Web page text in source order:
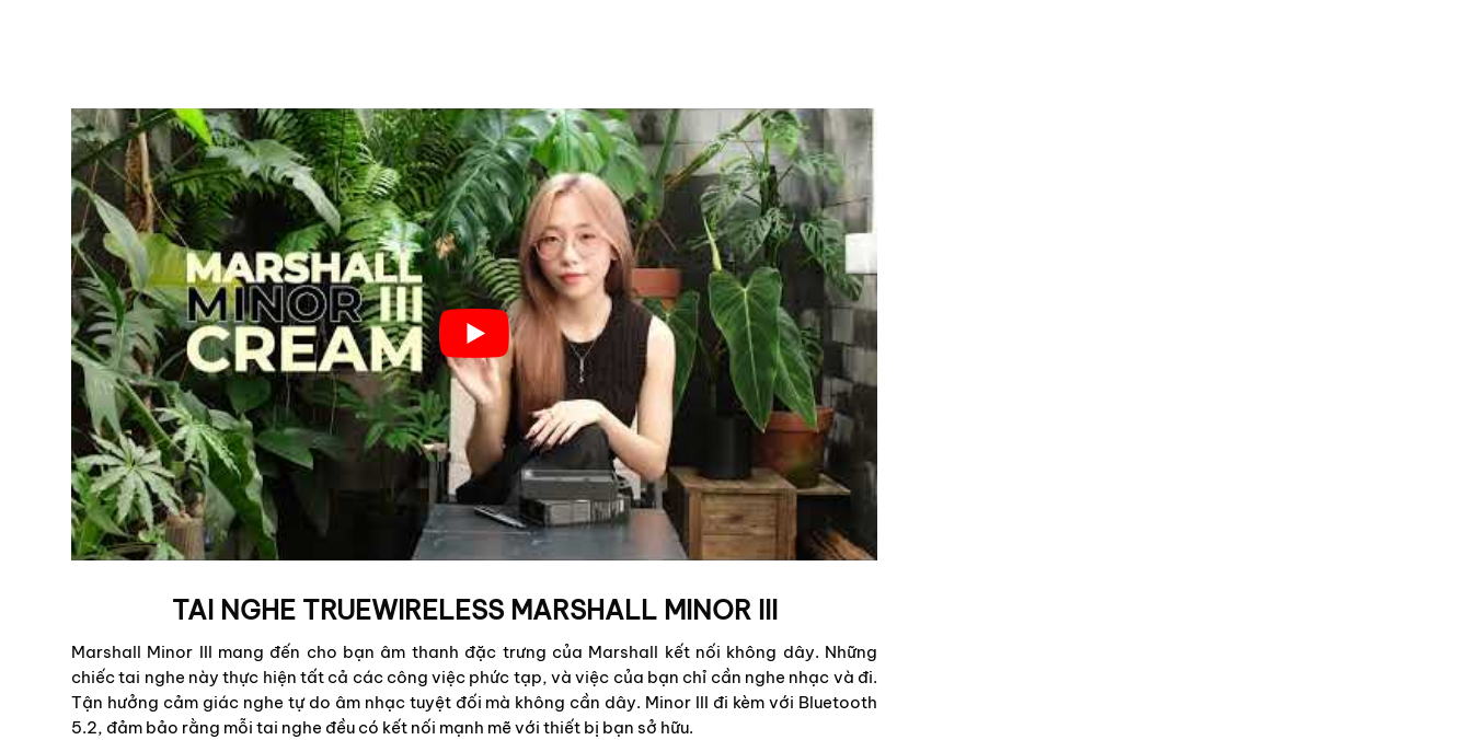
TAI NGHE TRUEWIRELESS MARSHALL MINOR III
Marshall Minor III mang đến cho bạn âm thanh đặc trưng của Marshall kết nối không dây. Những
chiếc tai nghe này thực hiện tất cả các công việc phức tạp, và việc của bạn chỉ cần nghe nhạc và đi.
Tận hưởng cảm giác nghe tự do âm nhạc tuyệt đối mà không cần dây. Minor III đi kèm với Bluetooth
5.2, đảm bảo rằng mỗi tai nghe đều có kết nối mạnh mẽ với thiết bị bạn sở hữu.